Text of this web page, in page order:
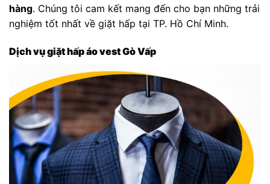
hàng. Chúng tôi cam kết mang đến cho bạn những trải
nghiệm tốt nhất về giặt hấp tại TP. Hồ Chí Minh.
Dịch vụ giặt hấp áo vest Gò Vấp